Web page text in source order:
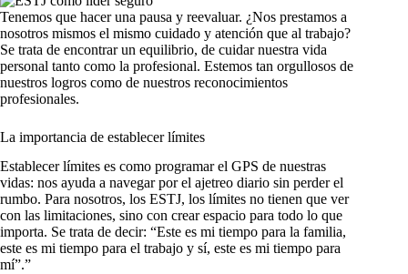
Tenemos que hacer una pausa y reevaluar. ¿Nos prestamos a
nosotros mismos el mismo cuidado y atención que al trabajo?
Se trata de encontrar un equilibrio, de cuidar nuestra vida
personal tanto como la profesional. Estemos tan orgullosos de
nuestros logros como de nuestros reconocimientos
profesionales.
La importancia de establecer límites
Establecer límites es como programar el GPS de nuestras
vidas: nos ayuda a navegar por el ajetreo diario sin perder el
rumbo. Para nosotros, los ESTJ, los límites no tienen que ver
con las limitaciones, sino con crear espacio para todo lo que
importa. Se trata de decir: “Este es mi tiempo para la familia,
este es mi tiempo para el trabajo y sí, este es mi tiempo para
mí”.”